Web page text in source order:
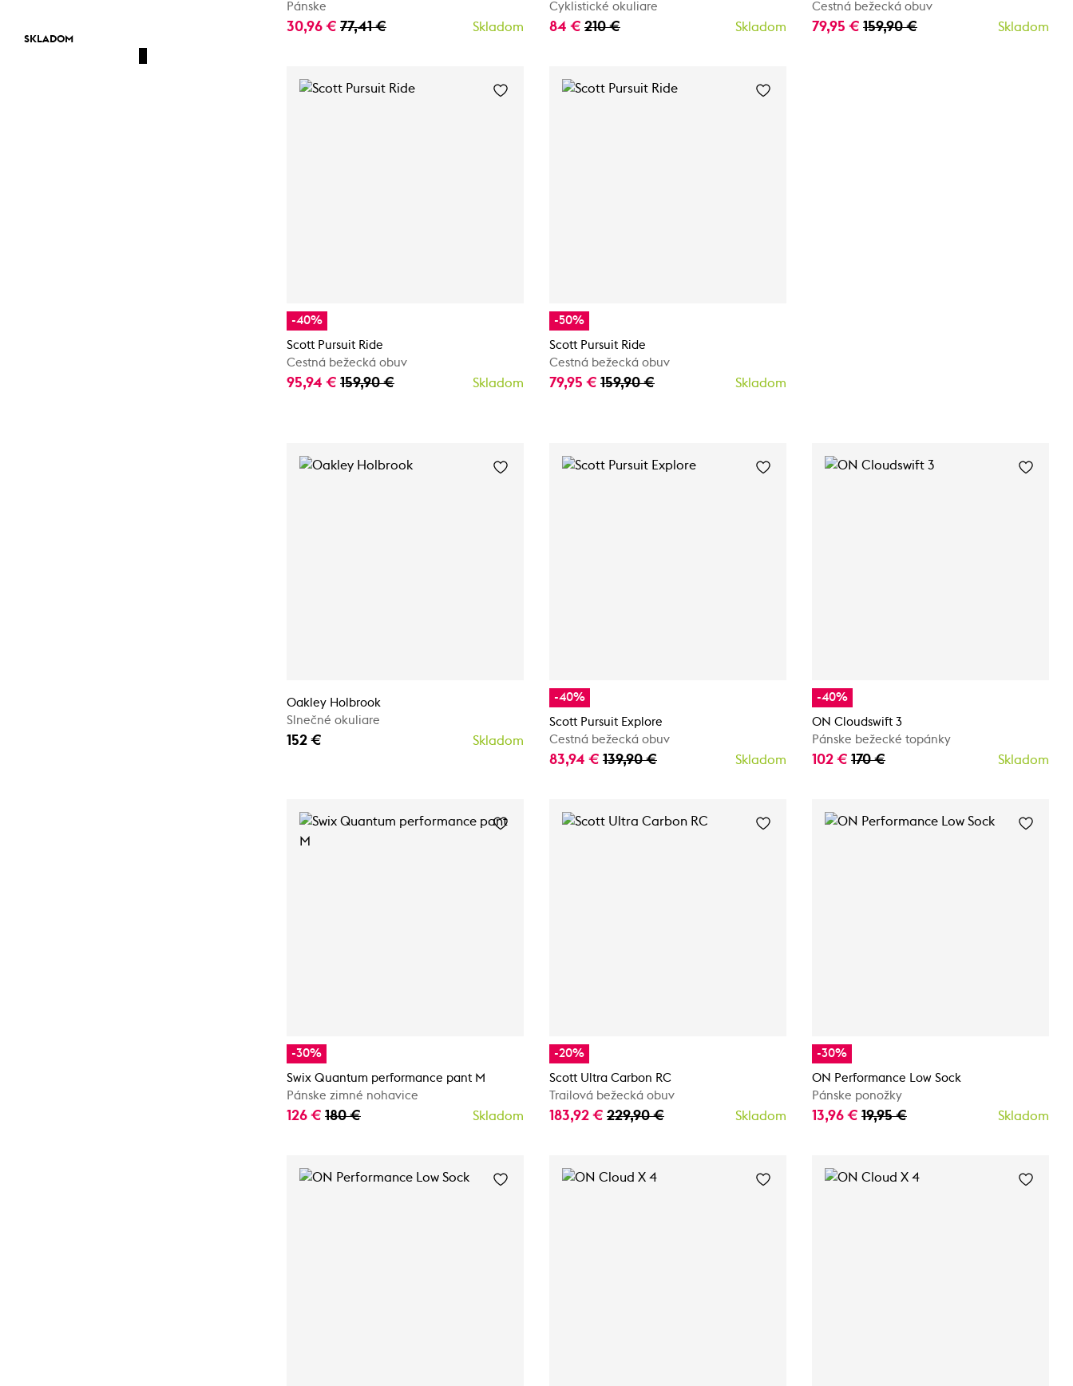
SKLADOM
Pánske
30,96 € 77,41 € Skladom
Cyklistické okuliare
84 € 210 € Skladom
Cestná bežecká obuv
79,95 € 159,90 € Skladom
-40%
Scott Pursuit Ride
Cestná bežecká obuv
95,94 € 159,90 € Skladom
-50%
Scott Pursuit Ride
Cestná bežecká obuv
79,95 € 159,90 € Skladom
Oakley Holbrook
Slnečné okuliare
152 € Skladom
-40%
Scott Pursuit Explore
Cestná bežecká obuv
83,94 € 139,90 € Skladom
-40%
ON Cloudswift 3
Pánske bežecké topánky
102 € 170 € Skladom
-30%
Swix Quantum performance pant M
Pánske zimné nohavice
126 € 180 € Skladom
-20%
Scott Ultra Carbon RC
Trailová bežecká obuv
183,92 € 229,90 € Skladom
-30%
ON Performance Low Sock
Pánske ponožky
13,96 € 19,95 € Skladom